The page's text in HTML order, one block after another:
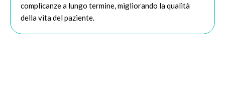
complicanze a lungo termine, migliorando la qualità
della vita del paziente.